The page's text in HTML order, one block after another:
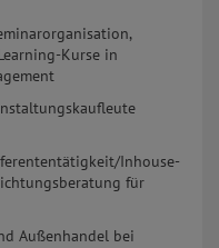
Kurse in
Inhouse-
für
Außenhandel bei